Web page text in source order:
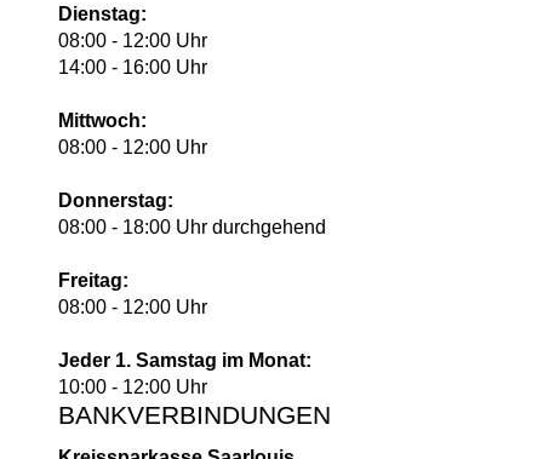
Dienstag:
08:00 - 12:00 Uhr
14:00 - 16:00 Uhr
Mittwoch:
08:00 - 12:00 Uhr
Donnerstag:
08:00 - 18:00 Uhr durchgehend
Freitag:
08:00 - 12:00 Uhr
Jeder 1. Samstag im Monat:
10:00 - 12:00 Uhr
BANKVERBINDUNGEN